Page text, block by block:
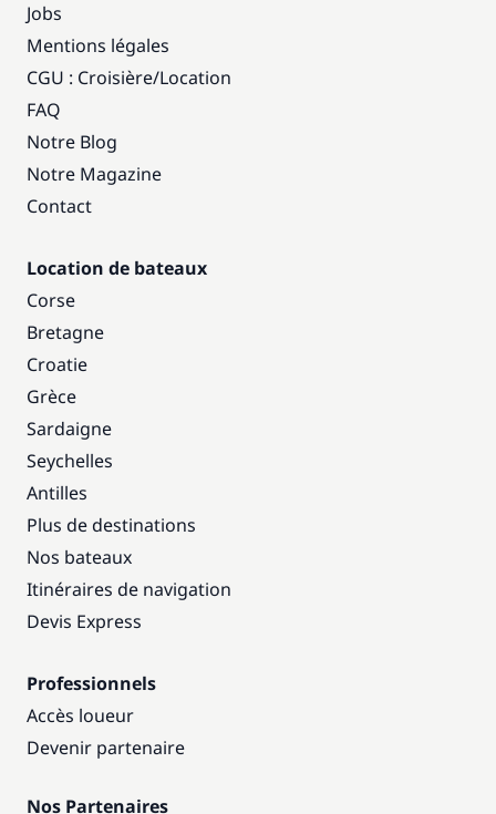
Jobs
Mentions légales
CGU : Croisière/Location
FAQ
Notre Blog
Notre Magazine
Contact
Location de bateaux
Corse
Bretagne
Croatie
Grèce
Sardaigne
Seychelles
Antilles
Plus de destinations
Nos bateaux
Itinéraires de navigation
Devis Express
Professionnels
Accès loueur
Devenir partenaire
Nos Partenaires